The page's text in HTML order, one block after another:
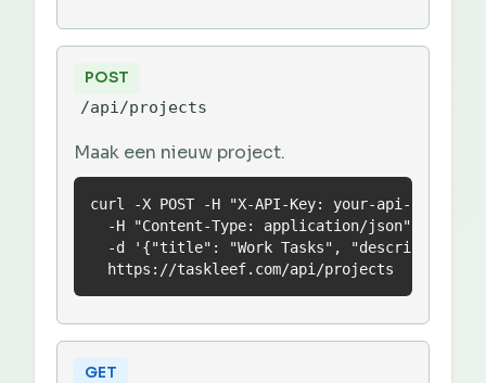
POST
/api/projects
Maak een nieuw project.
curl -X POST -H "X-API-Key: your-api-key" \
  -H "Content-Type: application/json" \
-d '{"title": "Work Tasks", "description":
  https://taskleef.com/api/projects
GET